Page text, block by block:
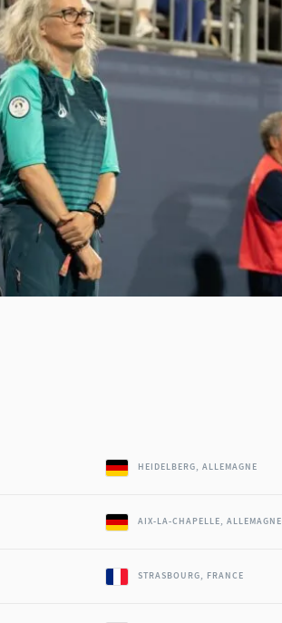
HEIDELBERG, ALLEMAGNE
AIX-LA-CHAPELLE, ALLEMAGNE
STRASBOURG, FRANCE